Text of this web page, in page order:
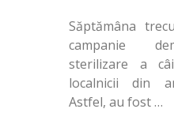
Săptămâna
campanie
sterilizare a
localnicii din
Astfel, au fost…